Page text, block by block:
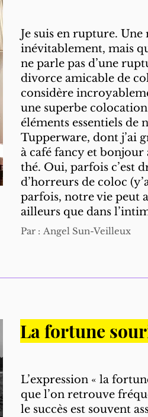
Je suis en rupture.
inévitablement, mais
ne parle pas d’une
divorce amicable de
considère
une superbe
éléments essentiels
Tupperware, dont j’ai
à café fancy et
thé. Oui, parfois c’est
d’horreurs de coloc
parfois, notre vie peut
ailleurs que dans
Par : Angel Sun-Veilleux
La fortune
L’expression « la
que l’on retrouve
le succès est souvent